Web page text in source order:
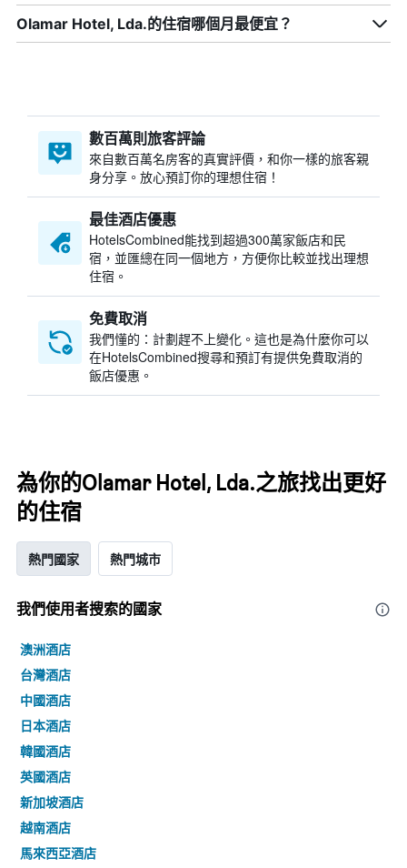
Olamar Hotel, Lda.​的住宿哪個月最便宜？
數百萬則旅客評論
來自數百萬名房客的真實評價，和你一樣的旅客親
身分享。放心預訂你的理想住宿！
最佳酒店優惠
HotelsCombined​能找到超過300萬家飯店和民
宿，並匯總在同一個地方，方便你比較並找出理想
住宿。
免費取消
我們懂的：計劃趕不上變化。這也是為什麼你可以
在HotelsCombined搜尋和預訂有提供免費取消的
飯店優惠。
為你的Olamar Hotel, Lda.之旅找出更好
的住宿
熱門國家 熱門城市
我們使用者搜索的國家
澳洲酒店
台灣酒店
中國酒店
日本酒店
韓國酒店
英國酒店
新加坡酒店
越南酒店
馬來西亞酒店